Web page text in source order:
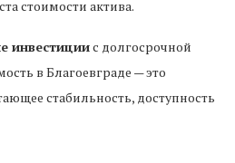
стоимости актива.
инвестициис долгосрочной
в Благоевграде — это
стабильность, доступность